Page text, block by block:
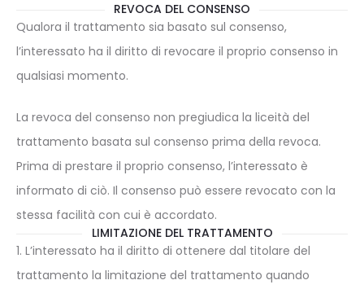
REVOCA DEL CONSENSO
Qualora il trattamento sia basato sul consenso,
l’interessato ha il diritto di revocare il proprio consenso in
qualsiasi momento.
La revoca del consenso non pregiudica la liceità del
trattamento basata sul consenso prima della revoca.
Prima di prestare il proprio consenso, l’interessato è
informato di ciò. Il consenso può essere revocato con la
stessa facilità con cui è accordato.
LIMITAZIONE DEL TRATTAMENTO
1. L’interessato ha il diritto di ottenere dal titolare del
trattamento la limitazione del trattamento quando